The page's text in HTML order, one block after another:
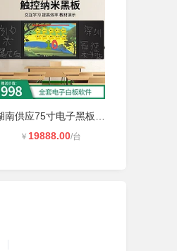
￥ 19888.00/台